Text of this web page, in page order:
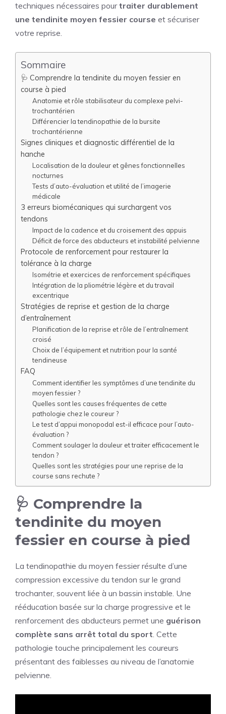
techniques nécessaires pourtraiter durablement
une tendinite moyen fessier course et sécuriser
votre reprise.
Sommaire
🩺 Comprendre la tendinite du moyen fessier en
course à pied
Anatomie et rôle stabilisateur du complexe pelvi-
trochantérien
Différencier la tendinopathie de la bursite
trochantérienne
Signes cliniques et diagnostic différentiel de la
hanche
Localisation de la douleur et gênes fonctionnelles
nocturnes
Tests d’auto-évaluation et utilité de l’imagerie
médicale
3 erreurs biomécaniques qui surchargent vos
tendons
Impact de la cadence et du croisement des appuis
Déficit de force des abducteurs et instabilité pelvienne
Protocole de renforcement pour restaurer la
tolérance à la charge
Isométrie et exercices de renforcement spécifiques
Intégration de la pliométrie légère et du travail
excentrique
Stratégies de reprise et gestion de la charge
d’entraînement
Planification de la reprise et rôle de l’entraînement
croisé
Choix de l’équipement et nutrition pour la santé
tendineuse
FAQ
Comment identifier les symptômes d’une tendinite du
moyen fessier ?
Quelles sont les causes fréquentes de cette
pathologie chez le coureur ?
Le test d’appui monopodal est-il efficace pour l’auto-
évaluation ?
Comment soulager la douleur et traiter efficacement le
tendon ?
Quelles sont les stratégies pour une reprise de la
course sans rechute ?
🩺 Comprendre la
tendinite du moyen
fessier en course à pied
La tendinopathie du moyen fessier résulte d’une
compression excessive du tendon sur le grand
trochanter, souvent liée à un bassin instable. Une
rééducation basée sur la charge progressive et le
renforcement des abducteurs permet une guérison
complète sans arrêt total du sport. Cette
pathologie touche principalement les coureurs
présentant des faiblesses au niveau de l’anatomie
pelvienne.